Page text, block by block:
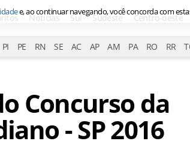
Notícias Sul Sudeste Centro-oeste
PI PE RN SE AC AP AM PA RO RR
Concurso da
- SP 2016
e, ao continuar navegando, você concorda com